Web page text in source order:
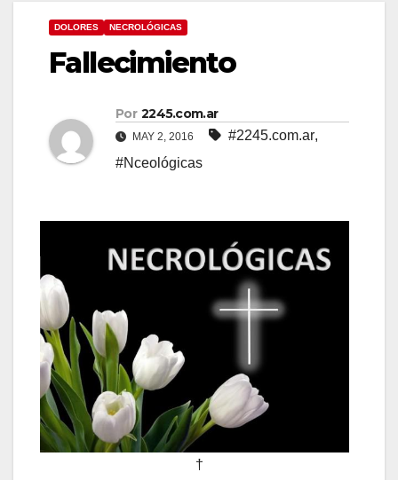
DOLORES NECROLÓGICAS
Fallecimiento
Por 2245.com.ar
MAY 2, 2016 #2245.com.ar,
#Nceológicas
†